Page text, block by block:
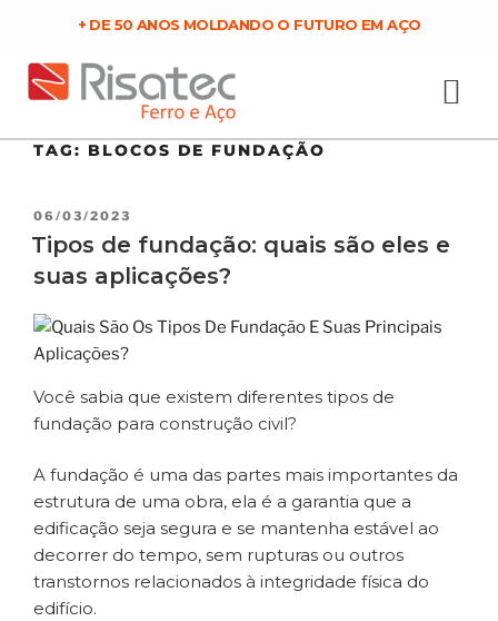
+ DE 50 ANOS MOLDANDO O FUTURO EM AÇO
TAG: BLOCOS DE FUNDAÇÃO
06/03/2023
Tipos de fundação: quais são eles e
suas aplicações?
Você sabia que existem diferentes tipos de
fundação para construção civil?
A fundação é uma das partes mais importantes da
estrutura de uma obra, ela é a garantia que a
edificação seja segura e se mantenha estável ao
decorrer do tempo, sem rupturas ou outros
transtornos relacionados à integridade física do
edifício.